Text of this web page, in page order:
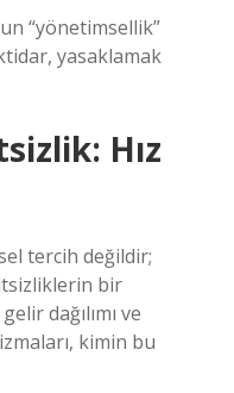
“yönetimsellik”
yasaklamak
Hız
tercih değildir;
bir
dağılımı ve
kimin bu